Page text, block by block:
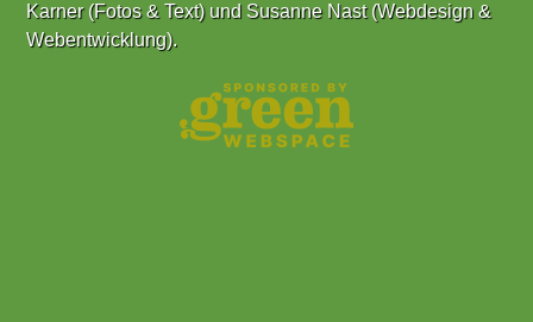
Karner (Fotos & Text)und Susanne Nast (Webdesign &
Webentwicklung).